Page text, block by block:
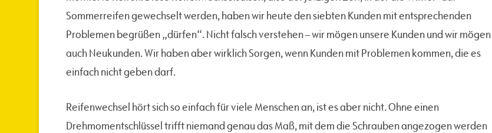
Sommerreifen gewechselt werden, haben wir heute den siebten Kunden mit entsprechenden
Problemen begrüßen „dürfen“. Nicht falsch verstehen – wir mögen unsere Kunden und wir mögen
auch Neukunden. Wir haben aber wirklich Sorgen, wenn Kunden mit Problemen kommen, die es
einfach nicht geben darf.
Reifenwechsel hört sich so einfach für viele Menschen an, ist es aber nicht. Ohne einen
Drehmomentschlüssel trifft niemand genau das Maß, mit dem die Schrauben angezogen werden